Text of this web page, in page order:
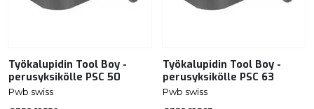
Työkalupidin Tool Boy -
perusyksikölle PSC 50
Pwb swiss
Työkalupidin Tool Boy -
perusyksikölle PSC 63
Pwb swiss